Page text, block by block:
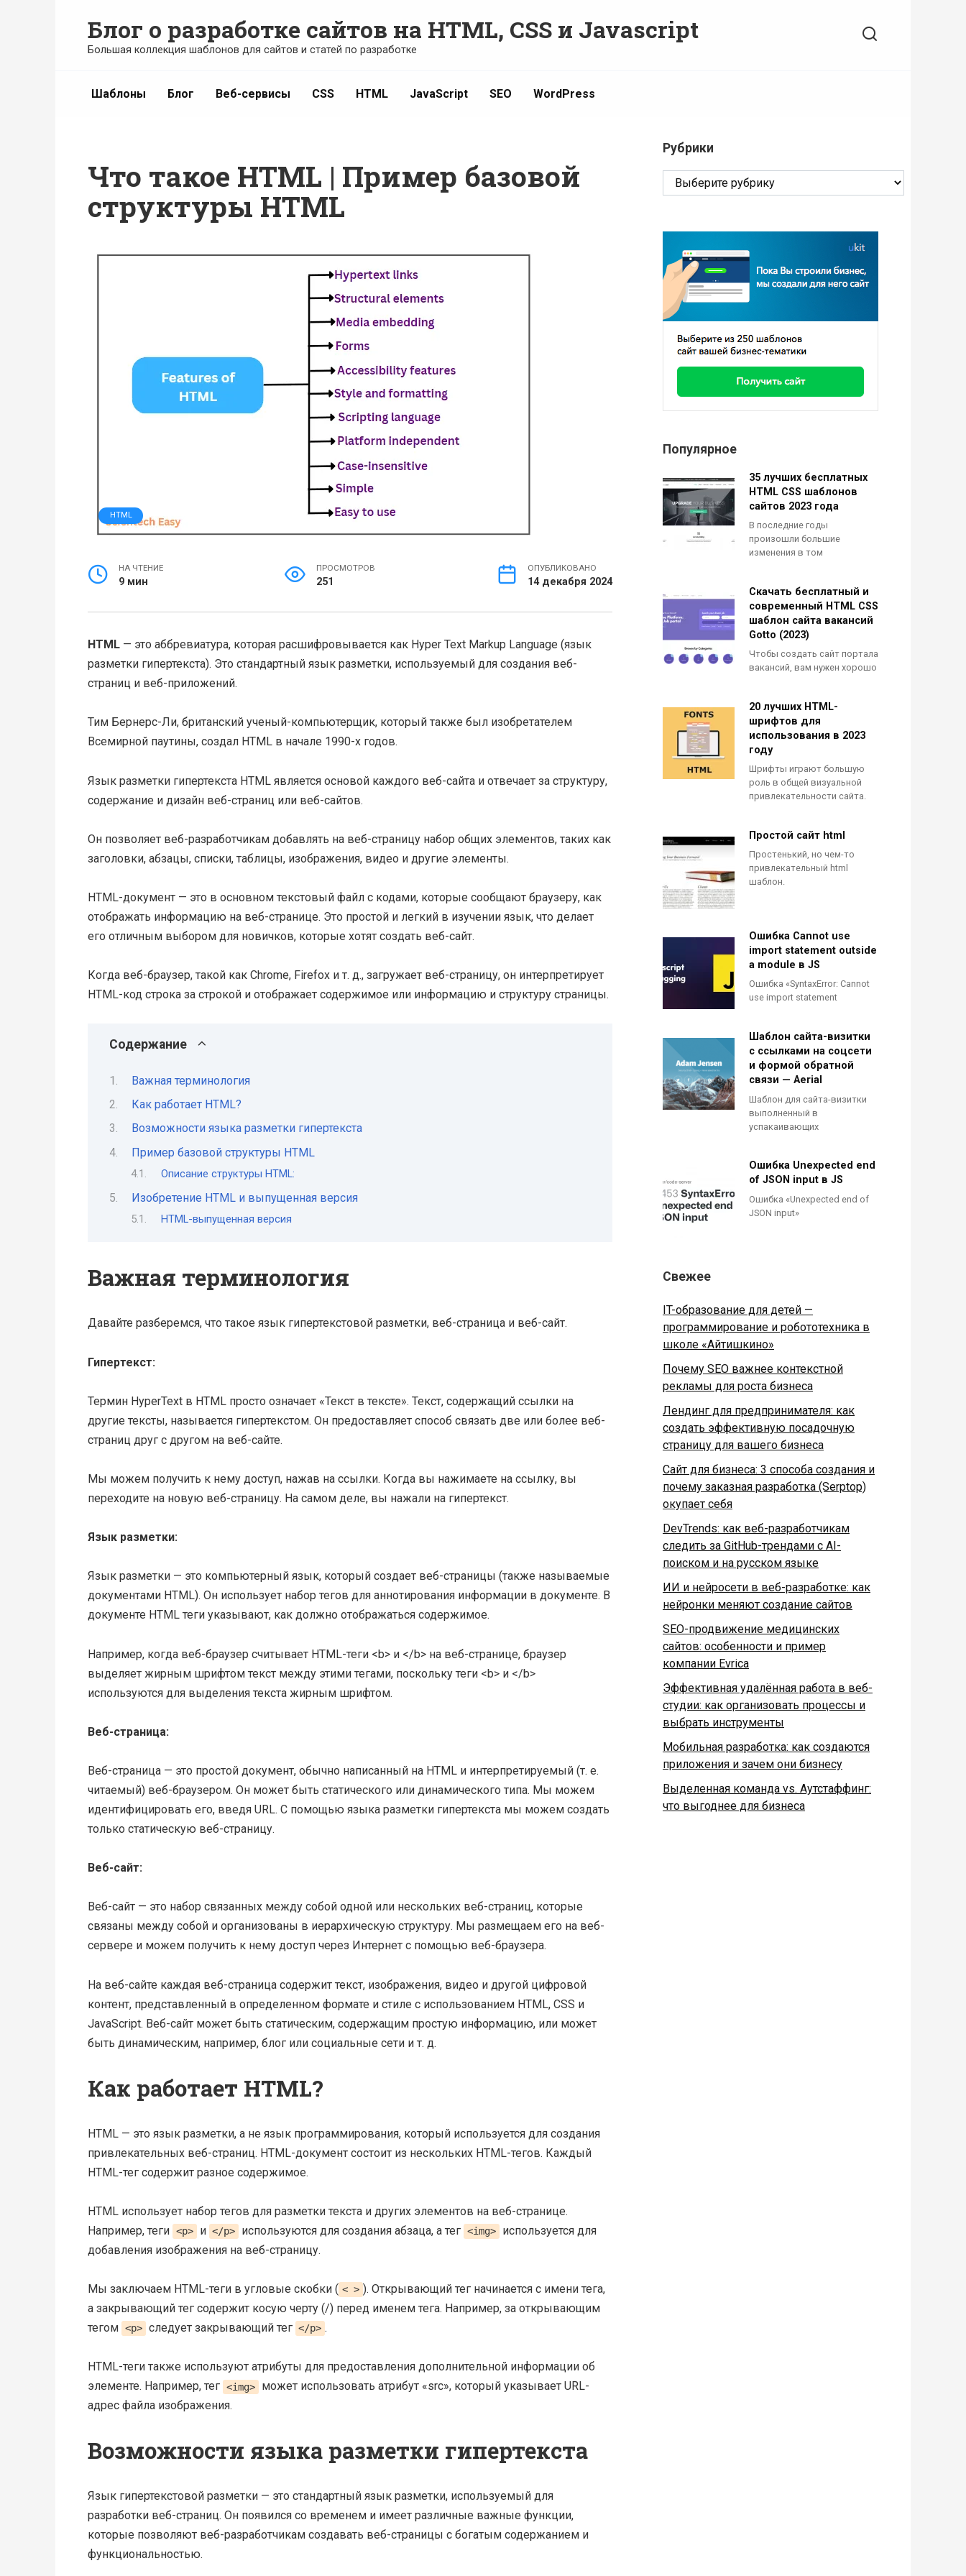
Блог о разработке сайтов на HTML, CSS и Javascript
Большая коллекция шаблонов для сайтов и статей по разработке
Шаблоны Блог Веб-сервисы CSS HTML JavaScript SEO WordPress
Что такое HTML | Пример базовой
структуры HTML
HTML
НА ЧТЕНИЕ
9 мин
ПРОСМОТРОВ
251
ОПУБЛИКОВАНО
14 декабря 2024
HTML — это аббревиатура, которая расшифровывается как Hyper Text Markup Language (язык
разметки гипертекста). Это стандартный язык разметки, используемый для создания веб-
страниц и веб-приложений.
Тим Бернерс-Ли, британский ученый-компьютерщик, который также был изобретателем
Всемирной паутины, создал HTML в начале 1990-х годов.
Язык разметки гипертекста HTML является основой каждого веб-сайта и отвечает за структуру,
содержание и дизайн веб-страниц или веб-сайтов.
Он позволяет веб-разработчикам добавлять на веб-страницу набор общих элементов, таких как
заголовки, абзацы, списки, таблицы, изображения, видео и другие элементы.
HTML-документ — это в основном текстовый файл с кодами, которые сообщают браузеру, как
отображать информацию на веб-странице. Это простой и легкий в изучении язык, что делает
его отличным выбором для новичков, которые хотят создать веб-сайт.
Когда веб-браузер, такой как Chrome, Firefox и т. д., загружает веб-страницу, он интерпретирует
HTML-код строка за строкой и отображает содержимое или информацию и структуру страницы.
Содержание
Важная терминология
Как работает HTML?
Возможности языка разметки гипертекста
Пример базовой структуры HTML
Описание структуры HTML:
Изобретение HTML и выпущенная версия
HTML-выпущенная версия
Важная терминология
Давайте разберемся, что такое язык гипертекстовой разметки, веб-страница и веб-сайт.
Гипертекст:
Термин HyperText в HTML просто означает «Текст в тексте». Текст, содержащий ссылки на
другие тексты, называется гипертекстом. Он предоставляет способ связать две или более веб-
страниц друг с другом на веб-сайте.
Мы можем получить к нему доступ, нажав на ссылки. Когда вы нажимаете на ссылку, вы
переходите на новую веб-страницу. На самом деле, вы нажали на гипертекст.
Язык разметки:
Язык разметки — это компьютерный язык, который создает веб-страницы (также называемые
документами HTML). Он использует набор тегов для аннотирования информации в документе. В
документе HTML теги указывают, как должно отображаться содержимое.
Например, когда веб-браузер считывает HTML-теги <b> и </b> на веб-странице, браузер
выделяет жирным шрифтом текст между этими тегами, поскольку теги <b> и </b>
используются для выделения текста жирным шрифтом.
Веб-страница:
Веб-страница — это простой документ, обычно написанный на HTML и интерпретируемый (т. е.
читаемый) веб-браузером. Он может быть статического или динамического типа. Мы можем
идентифицировать его, введя URL. С помощью языка разметки гипертекста мы можем создать
только статическую веб-страницу.
Веб-сайт:
Веб-сайт — это набор связанных между собой одной или нескольких веб-страниц, которые
связаны между собой и организованы в иерархическую структуру. Мы размещаем его на веб-
сервере и можем получить к нему доступ через Интернет с помощью веб-браузера.
На веб-сайте каждая веб-страница содержит текст, изображения, видео и другой цифровой
контент, представленный в определенном формате и стиле с использованием HTML, CSS и
JavaScript. Веб-сайт может быть статическим, содержащим простую информацию, или может
быть динамическим, например, блог или социальные сети и т. д.
Как работает HTML?
HTML — это язык разметки, а не язык программирования, который используется для создания
привлекательных веб-страниц. HTML-документ состоит из нескольких HTML-тегов. Каждый
HTML-тег содержит разное содержимое.
HTML использует набор тегов для разметки текста и других элементов на веб-странице.
Например, теги <p> и </p> используются для создания абзаца, а тег <img>
используется для
добавления изображения на веб-страницу.
Мы заключаем HTML-теги в угловые скобки ( < > ). Открывающий тег начинается с имени тега,
а закрывающий тег содержит косую черту (/) перед именем тега. Например, за открывающим
тегом <p> следует закрывающий тег </p> .
HTML-теги также используют атрибуты для предоставления дополнительной информации об
элементе. Например, тег <img>
может использовать атрибут «src», который указывает URL-
адрес файла изображения.
Возможности языка разметки гипертекста
Язык гипертекстовой разметки — это стандартный язык разметки, используемый для
разработки веб-страниц. Он появился со временем и имеет различные важные функции,
которые позволяют веб-разработчикам создавать веб-страницы с богатым содержанием и
функциональностью.
Рубрики
Рубрики
Популярное
35 лучших бесплатных
HTML CSS шаблонов
сайтов 2023 года
В последние годы
произошли большие
изменения в том
Скачать бесплатный и
современный HTML CSS
шаблон сайта вакансий
Gotto (2023)
Чтобы создать сайт портала
вакансий, вам нужен хорошо
20 лучших HTML-
шрифтов для
использования в 2023
году
Шрифты играют большую
роль в общей визуальной
привлекательности сайта.
Простой сайт html
Простенький, но чем-то
привлекательный html
шаблон.
Ошибка Cannot use
import statement outside
a module в JS
Ошибка «SyntaxError: Cannot
use import statement
Шаблон сайта-визитки
с ссылками на соцсети
и формой обратной
связи — Aerial
Шаблон для сайта-визитки
выполненный в
успакаивающих
Ошибка Unexpected end
of JSON input в JS
Ошибка «Unexpected end of
JSON input»
Свежее
IT-образование для детей —
программирование и робототехника в
школе «Айтишкино»
Почему SEO важнее контекстной
рекламы для роста бизнеса
Лендинг для предпринимателя: как
создать эффективную посадочную
страницу для вашего бизнеса
Сайт для бизнеса: 3 способа создания и
почему заказная разработка (Serptop)
окупает себя
DevTrends: как веб-разработчикам
следить за GitHub-трендами с AI-
поиском и на русском языке
ИИ и нейросети в веб-разработке: как
нейронки меняют создание сайтов
SEO-продвижение медицинских
сайтов: особенности и пример
компании Evrica
Эффективная удалённая работа в веб-
студии: как организовать процессы и
выбрать инструменты
Мобильная разработка: как создаются
приложения и зачем они бизнесу
Выделенная команда vs. Аутстаффинг:
что выгоднее для бизнеса